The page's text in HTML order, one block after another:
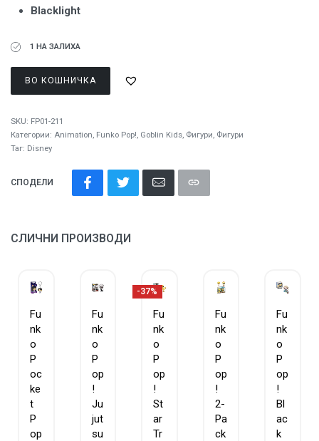
Blacklight
1 НА ЗАЛИХА
ВО КОШНИЧКА
SKU: FP01-211
Категории: Animation, Funko Pop!, Goblin Kids, Фигури, Фигури
Таг: Disney
СПОДЕЛИ
СЛИЧНИ ПРОИЗВОДИ
Fu
nk
o
P
oc
ke
t
P
op
Fu
nk
o
P
op
!
Ju
jut
su
-37%
Fu
nk
o
P
op
!
St
ar
Tr
Fu
nk
o
P
op
!
2-
Pa
ck
Fu
nk
o
P
op
!
Bl
ac
k